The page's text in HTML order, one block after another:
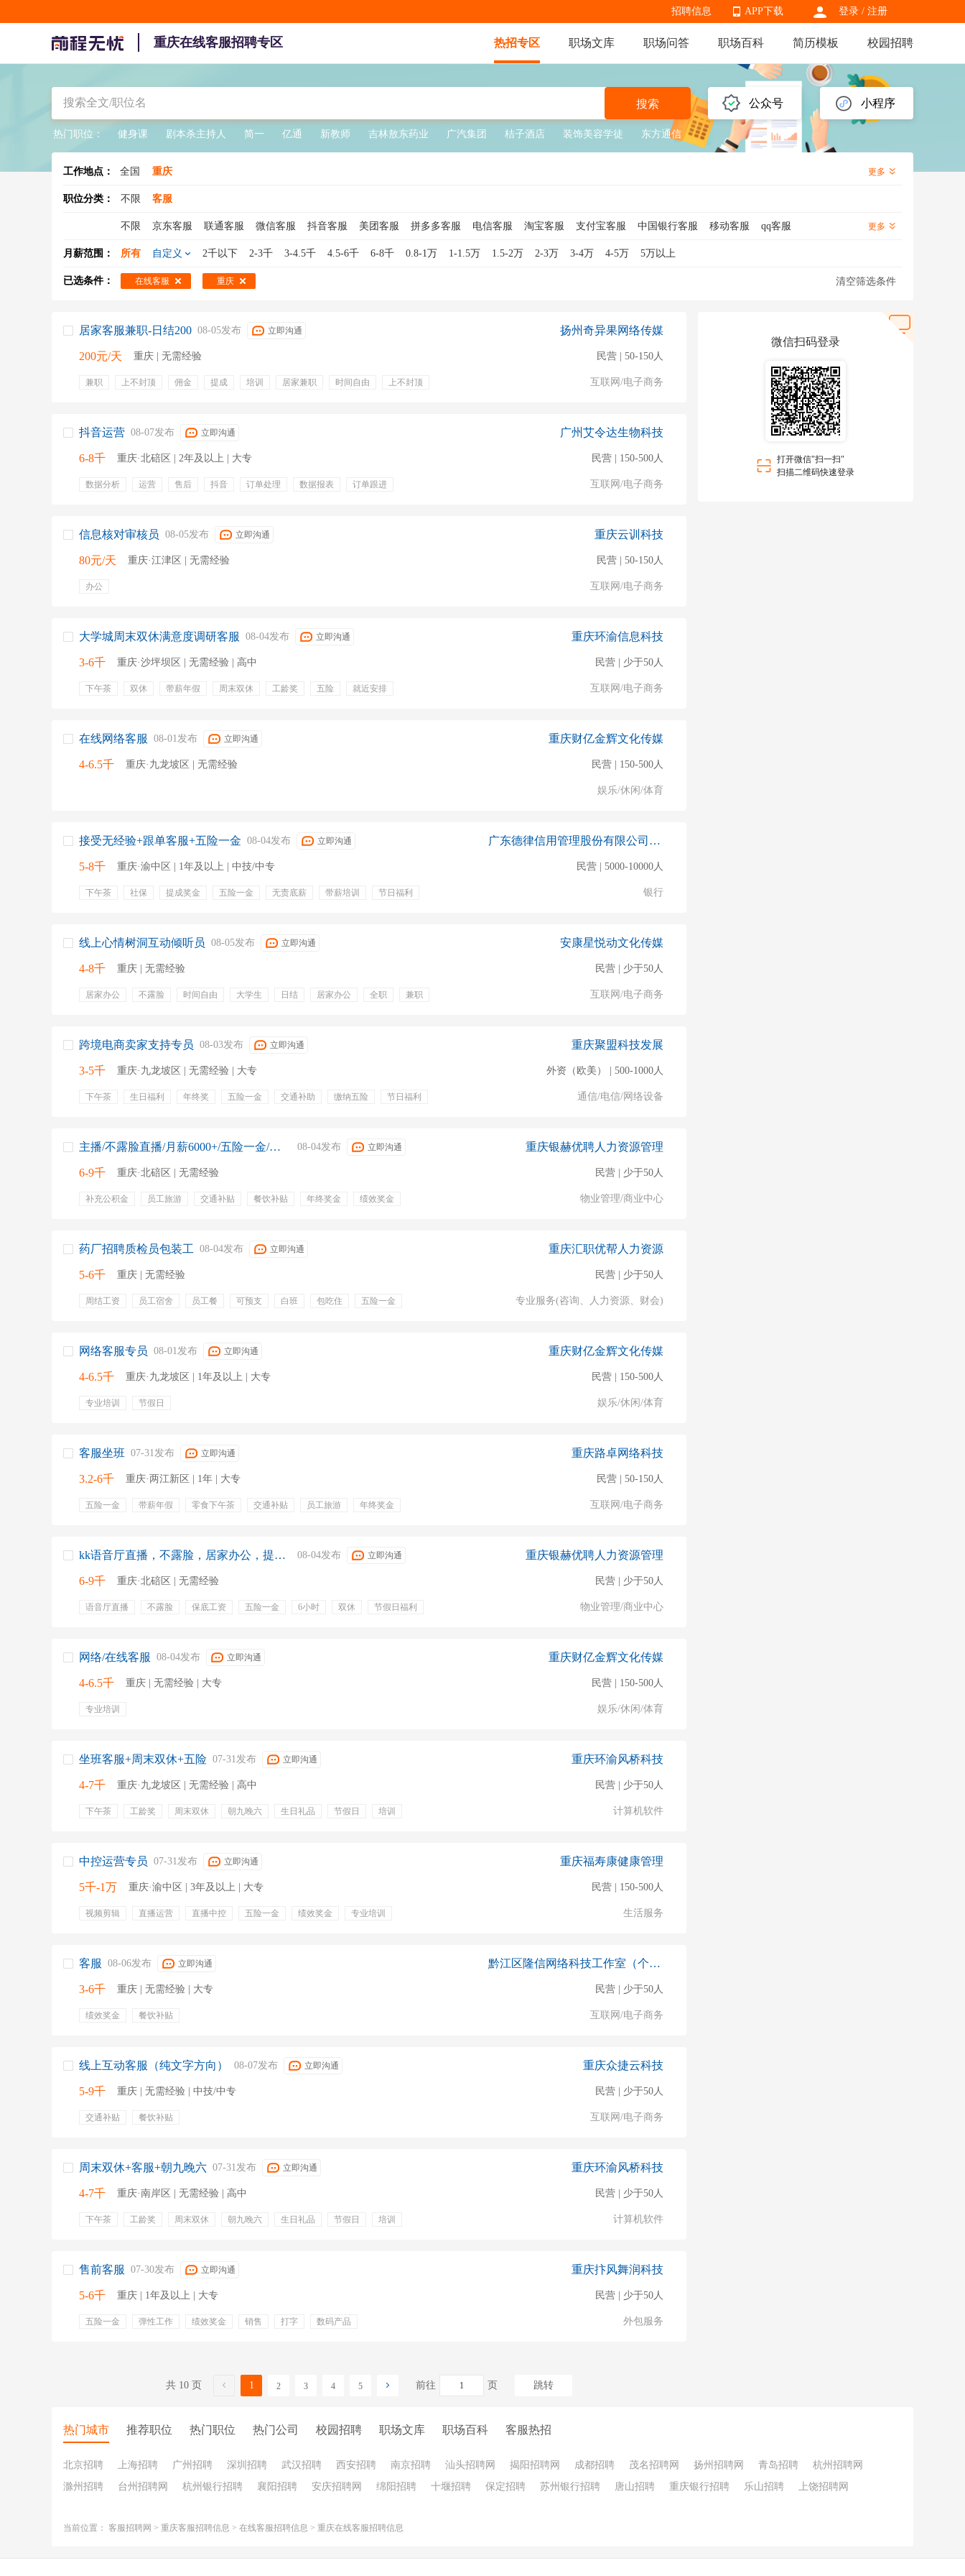
登录 / 注册
APP下载
APP下载
招聘信息
重庆在线客服招聘专区 热招专区 职场文库 职场问答 职场百科 简历模板 校园招聘
公众号 小程序
搜索
热门职位： 健身课 剧本杀主持人 简一 亿通 新教师 吉林敖东药业 广汽集团 桔子酒店 装饰美容学徒 东方通信
工作地点： 全国 重庆 更多
职位分类： 不限 客服
不限 京东客服 联通客服 微信客服 抖音客服 美团客服 拼多多客服 电信客服 淘宝客服 支付宝客服 中国银行客服 移动客服
qq客服
在线客服
天猫客服 电商客服 在线客服咨询 电话客服 银行客服 客服专员 售后客服 网络客服 游戏客服 售前客服
更多
月薪范围： 所有 自定义 2千以下 2-3千 3-4.5千 4.5-6千 6-8千 0.8-1万 1-1.5万 1.5-2万 2-3万 3-4万 4-5万 5万以上
已选条件： 在线客服 重庆 清空筛选条件
居家客服兼职-日结200 08-05发布 立即沟通
200元/天 重庆 | 无需经验
兼职 上不封顶 佣金 提成 培训 居家兼职 时间自由
上不封顶
扬州奇异果网络传媒
民营 | 50-150人
互联网/电子商务
抖音运营 08-07发布 立即沟通
6-8千 重庆·北碚区 | 2年及以上 | 大专
数据分析 运营 售后 抖音 订单处理 数据报表
订单跟进
广州艾令达生物科技
民营 | 150-500人
互联网/电子商务
信息核对审核员 08-05发布 立即沟通
80元/天 重庆·江津区 | 无需经验
办公
重庆云训科技
民营 | 50-150人
互联网/电子商务
大学城周末双休满意度调研客服 08-04发布 立即沟通
3-6千 重庆·沙坪坝区 | 无需经验 | 高中
下午茶 双休 带薪年假 周末双休 工龄奖 五险
就近安排
重庆环渝信息科技
民营 | 少于50人
互联网/电子商务
在线网络客服 08-01发布 立即沟通
4-6.5千 重庆·九龙坡区 | 无需经验
重庆财亿金辉文化传媒
民营 | 150-500人
娱乐/休闲/体育
接受无经验+跟单客服+五险一金 08-04发布 立即沟通
5-8千 重庆·渝中区 | 1年及以上 | 中技/中专
下午茶 社保 提成奖金 五险一金 无责底薪 带薪培训
节日福利
广东德律信用管理股份有限公司广州第二
民营 | 5000-10000人
银行
线上心情树洞互动倾听员 08-05发布 立即沟通
4-8千 重庆 | 无需经验
居家办公 不露脸 时间自由 大学生 日结 居家办公 全职
兼职
安康星悦动文化传媒
民营 | 少于50人
互联网/电子商务
跨境电商卖家支持专员 08-03发布 立即沟通
3-5千 重庆·九龙坡区 | 无需经验 | 大专
下午茶 生日福利 年终奖 五险一金 交通补助 缴纳五险
节日福利
重庆聚盟科技发展
外资（欧美） | 500-1000人
通信/电信/网络设备
主播/不露脸直播/月薪6000+/五险一金/按月发放 08-04发布 立即沟通
6-9千 重庆·北碚区 | 无需经验
补充公积金 员工旅游 交通补贴 餐饮补贴 年终奖金
绩效奖金
重庆银赫优聘人力资源管理
民营 | 少于50人
物业管理/商业中心
药厂招聘质检员包装工 08-04发布 立即沟通
5-6千 重庆 | 无需经验
周结工资 员工宿舍 员工餐 可预支 白班 包吃住
五险一金
重庆汇职优帮人力资源
民营 | 少于50人
专业服务(咨询、人力资源、财会)
网络客服专员 08-01发布 立即沟通
4-6.5千 重庆·九龙坡区 | 1年及以上 | 大专
专业培训 节假日
重庆财亿金辉文化传媒
民营 | 150-500人
娱乐/休闲/体育
客服坐班 07-31发布 立即沟通
3.2-6千 重庆·两江新区 | 1年 | 大专
五险一金 带薪年假 零食下午茶 交通补贴 员工旅游
年终奖金
重庆路卓网络科技
民营 | 50-150人
互联网/电子商务
kk语音厅直播，不露脸，居家办公，提供保底 08-04发布 立即沟通
6-9千 重庆·北碚区 | 无需经验
语音厅直播 不露脸 保底工资 五险一金 6小时 双休
节假日福利
重庆银赫优聘人力资源管理
民营 | 少于50人
物业管理/商业中心
网络/在线客服 08-04发布 立即沟通
4-6.5千 重庆 | 无需经验 | 大专
专业培训
重庆财亿金辉文化传媒
民营 | 150-500人
娱乐/休闲/体育
坐班客服+周末双休+五险 07-31发布 立即沟通
4-7千 重庆·九龙坡区 | 无需经验 | 高中
下午茶 工龄奖 周末双休 朝九晚六 生日礼品 节假日
培训
重庆环渝风桥科技
民营 | 少于50人
计算机软件
中控运营专员 07-31发布 立即沟通
5千-1万 重庆·渝中区 | 3年及以上 | 大专
视频剪辑 直播运营 直播中控 五险一金 绩效奖金
专业培训
重庆福寿康健康管理
民营 | 150-500人
生活服务
客服 08-06发布 立即沟通
3-6千 重庆 | 无需经验 | 大专
绩效奖金 餐饮补贴
黔江区隆信网络科技工作室（个体工商户）
民营 | 少于50人
互联网/电子商务
线上互动客服（纯文字方向） 08-07发布 立即沟通
5-9千 重庆 | 无需经验 | 中技/中专
交通补贴 餐饮补贴
重庆众捷云科技
民营 | 少于50人
互联网/电子商务
周末双休+客服+朝九晚六 07-31发布 立即沟通
4-7千 重庆·南岸区 | 无需经验 | 高中
下午茶 工龄奖 周末双休 朝九晚六 生日礼品 节假日
培训
重庆环渝风桥科技
民营 | 少于50人
计算机软件
售前客服 07-30发布 立即沟通
5-6千 重庆 | 1年及以上 | 大专
五险一金 弹性工作 绩效奖金 销售 打字 数码产品
重庆抃风舞润科技
民营 | 少于50人
外包服务
共 10 页 1 2 3 4 5 前往 页 跳转
微信扫码登录
打开微信"扫一扫"
扫描二维码快速登录
热门城市 推荐职位 热门职位 热门公司 校园招聘 职场文库 职场百科 客服热招
北京招聘 上海招聘 广州招聘 深圳招聘 武汉招聘 西安招聘 南京招聘 汕头招聘网 揭阳招聘网 成都招聘 茂名招聘网 扬州招聘网 青岛招聘
杭州招聘网
滁州招聘
台州招聘网 杭州银行招聘 襄阳招聘 安庆招聘网 绵阳招聘 十堰招聘 保定招聘 苏州银行招聘 唐山招聘 重庆银行招聘 乐山招聘 上饶招聘网
当前位置： 客服招聘网 > 重庆客服招聘信息 > 在线客服招聘信息 > 重庆在线客服招聘信息